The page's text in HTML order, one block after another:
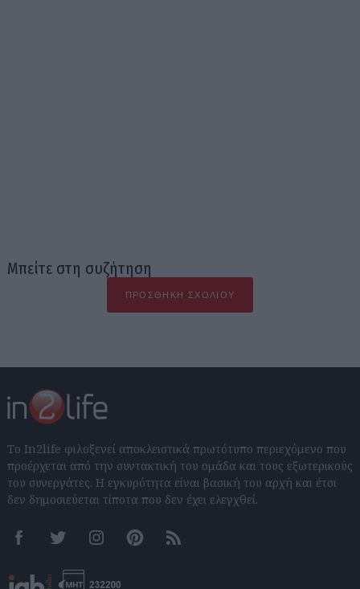
Μπείτε στη συζήτηση
ΠΡΟΣΘΉΚΗ ΣΧΟΛΊΟΥ
Το In2life φιλοξενεί αποκλειστικά πρωτότυπο περιεχόμενο που
προέρχεται από την συντακτική του ομάδα και τους εξωτερικούς
του συνεργάτες. Η εγκυρότητα είναι βασική του αρχή και έτσι
δεν δημοσιεύεται τίποτα που δεν έχει ελεγχθεί.
FacebookTwitter InstagramPinterestRSS feeds